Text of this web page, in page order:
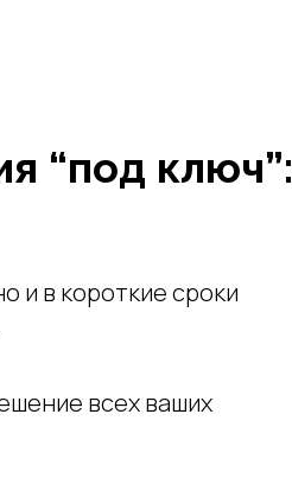
“под ключ”:
и в короткие сроки
всех ваших